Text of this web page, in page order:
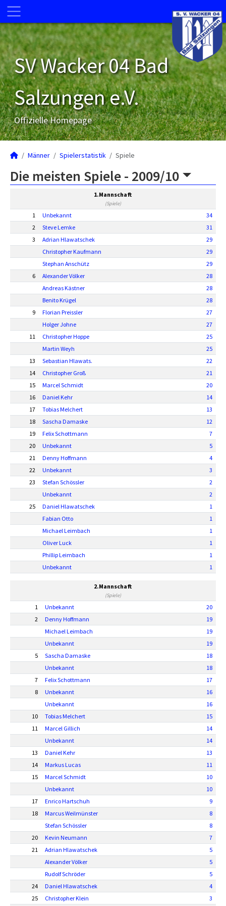
SV Wacker 04 Bad
Salzungen e.V.
Offizielle Homepage
Männer Spielerstatistik Spiele
Die meisten Spiele - 2009/10
1.Mannschaft
(Spiele)
1 Unbekannt
34
2
Steve Lemke
31
3
Adrian Hlawatschek
29
Christopher Kaufmann
29
Stephan Anschütz
29
6
Alexander Völker
28
Andreas Kästner
28
Benito Krügel
28
9
Florian Preissler
27
Holger Johne
27
11
Christopher Hoppe
25
Martin Weyh
25
13
Sebastian Hlawats.
22
14
Christopher Groß
21
15
Marcel Schmidt
20
16
Daniel Kehr
14
17
Tobias Melchert
13
18
Sascha Damaske
12
19
Felix Schottmann
7
20
Unbekannt
5
21
Denny Hoffmann
4
22
Unbekannt
3
23
Stefan Schössler
2
Unbekannt
2
25
Daniel Hlawatschek
1
Fabian Otto
1
Michael Leimbach
1
Oliver Luck
1
Phillip Leimbach
1
Unbekannt
1
2.Mannschaft
(Spiele)
1 Unbekannt
20
2
Denny Hoffmann
19
Michael Leimbach
19
Unbekannt
19
5
Sascha Damaske
18
Unbekannt
18
7
Felix Schottmann
17
8
Unbekannt
16
Unbekannt
16
10
Tobias Melchert
15
11
Marcel Gillich
14
Unbekannt
14
13
Daniel Kehr
13
14
Markus Lucas
11
15
Marcel Schmidt
10
Unbekannt
10
17
Enrico Hartschuh
9
18
Marcus Weilmünster
8
Stefan Schössler
8
20
Kevin Neumann
7
21
Adrian Hlawatschek
5
Alexander Völker
5
Rudolf Schröder
5
24
Daniel Hlawatschek
4
25
Christopher Klein 3